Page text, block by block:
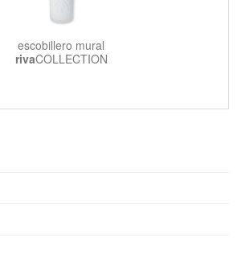
escobillero mural
rivaCOLLECTION